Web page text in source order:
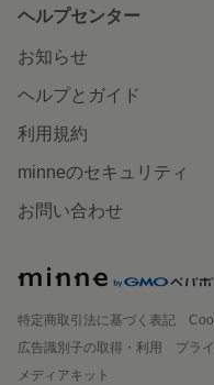
ヘルプセンター
お知らせ
ヘルプとガイド
利用規約
minneのセキュリティ
お問い合わせ
特定商取引法に基づく表記
広告識別子の取得・利用
プラ
メディアキット